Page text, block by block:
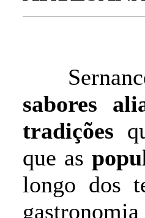
sabores
tradições
que as
longo dos